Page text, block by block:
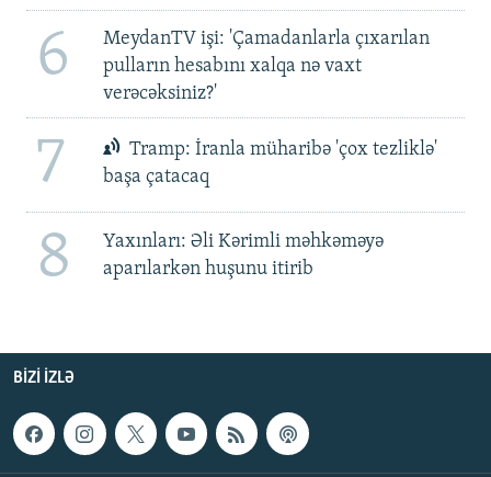
6
MeydanTV işi: 'Çamadanlarla çıxarılan
pulların hesabını xalqa nə vaxt
verəcəksiniz?'
7
Tramp: İranla müharibə 'çox tezliklə'
başa çatacaq
8
Yaxınları: Əli Kərimli məhkəməyə
aparılarkən huşunu itirib
BIZI IZLƏ